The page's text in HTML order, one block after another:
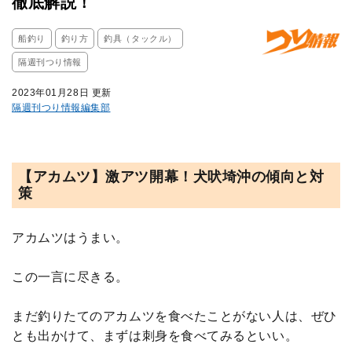
船釣り 釣り方 釣具（タックル）
隔週刊つり情報
2023年01月28日 更新
隔週刊つり情報編集部
【アカムツ】激アツ開幕！犬吠埼沖の傾向と対
策
アカムツはうまい。
この一言に尽きる。
まだ釣りたてのアカムツを食べたことがない人は、ぜひ
とも出かけて、まずは刺身を食べてみるといい。